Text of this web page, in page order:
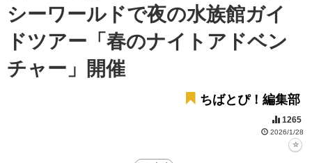
シーワールドで夜の水族館ガイ
ドツアー「春のナイトアドベン
チャー」開催
ちばとぴ！編集部
1265
2026/1/28